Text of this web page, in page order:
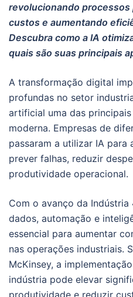
revolucionando
custos e aumentando
Descubra como a IA
quais são suas principais
A transformação digital
profundas no setor
artificial uma das
moderna. Empresas de
passaram a utilizar IA para
prever falhas, reduzir
produtividade operacional.
Com o avanço da
dados, automação e
essencial para aumentar
nas operações industriais.
McKinsey, a
indústria pode elevar
produtividade e reduzir